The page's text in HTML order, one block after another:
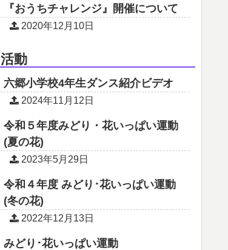
『おうちチャレンジ』開催について
2020年12月10日
活動
六郷小学校4年生ダンス紹介ビデオ
2024年11月12日
令和５年度みどり・花いっぱい運動
(夏の花)
2023年5月29日
令和４年度 みどり･花いっぱい運動
(冬の花)
2022年12月13日
みどり･花いっぱい運動